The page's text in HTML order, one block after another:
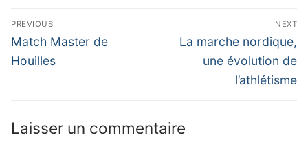
Navigation
de
l’article
PREVIOUS
Previous
post:
Match Master de
Houilles
NEXT
Next
post:
La marche nordique,
une évolution de
l’athlétisme
Laisser un commentaire